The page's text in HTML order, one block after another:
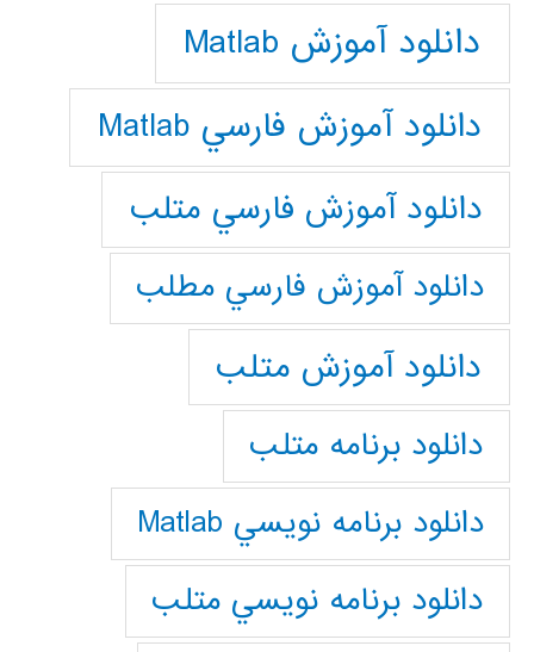
دانلود آموزش Matlab
دانلود آموزش فارسي Matlab
دانلود آموزش فارسي متلب
دانلود آموزش فارسي مطلب
دانلود آموزش متلب
دانلود برنامه متلب
دانلود برنامه نويسي Matlab
دانلود برنامه نويسي متلب